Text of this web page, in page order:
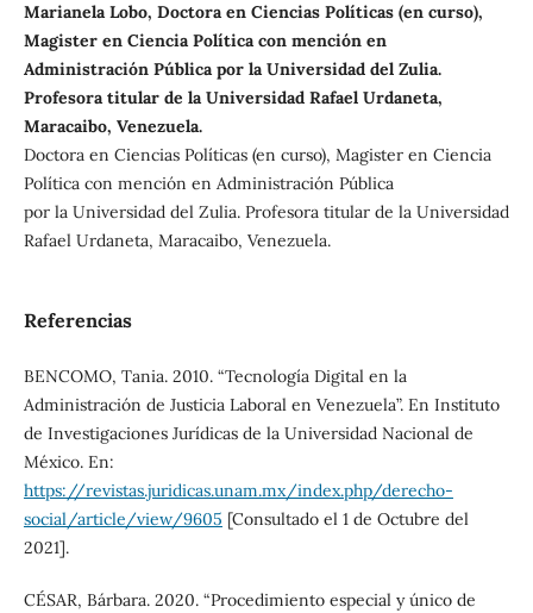
Marianela Lobo, Doctora en Ciencias Políticas (en curso),
Magister en Ciencia Política con mención en
Administración Pública por la Universidad del Zulia.
Profesora titular de la Universidad Rafael Urdaneta,
Maracaibo, Venezuela.
Doctora en Ciencias Políticas (en curso), Magister en Ciencia
Política con mención en Administración Pública
por la Universidad del Zulia. Profesora titular de la Universidad
Rafael Urdaneta, Maracaibo, Venezuela.
Referencias
BENCOMO, Tania. 2010. “Tecnología Digital en la
Administración de Justicia Laboral en Venezuela”. En Instituto
de Investigaciones Jurídicas de la Universidad Nacional de
México. En:
https://revistas.juridicas.unam.mx/index.php/derecho-
social/article/view/9605 [Consultado el 1 de Octubre del
2021].
CÉSAR, Bárbara. 2020. “Procedimiento especial y único de